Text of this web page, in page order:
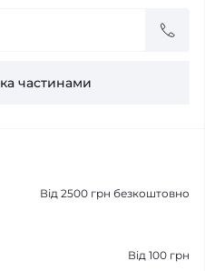
частинами
Від 2500 грн безкоштовно
Від 100 грн